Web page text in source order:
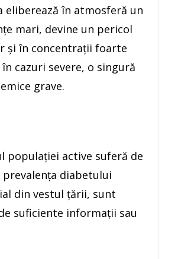
în atmosferă un
mari, devine un pericol
și în concentrații foarte
cazuri severe, o singură
grave.
populației active suferă de
diabetului
din vestul țării, sunt
suficiente informații sau